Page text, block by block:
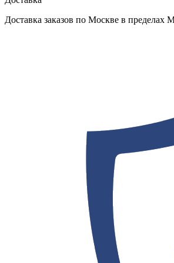
Доставка заказов по Москве в пределах